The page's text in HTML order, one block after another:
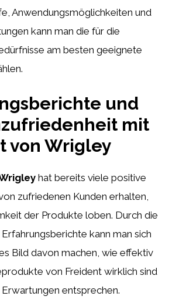
Anwendungsmöglichkeiten und
kann man die für die
am besten geeignete
und
mit
von Wrigley
hat bereits viele positive
zufriedenen Kunden erhalten,
der Produkte loben. Durch die
kann man sich
Bild davon machen, wie effektiv
von Freident wirklich sind
entsprechen.